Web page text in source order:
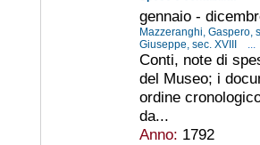
gennaio -
Mazzeranghi, Gaspero,
Giuseppe, sec. XVIII
...
Conti, note di
del Museo; i
ordine
da...
Anno: 1792